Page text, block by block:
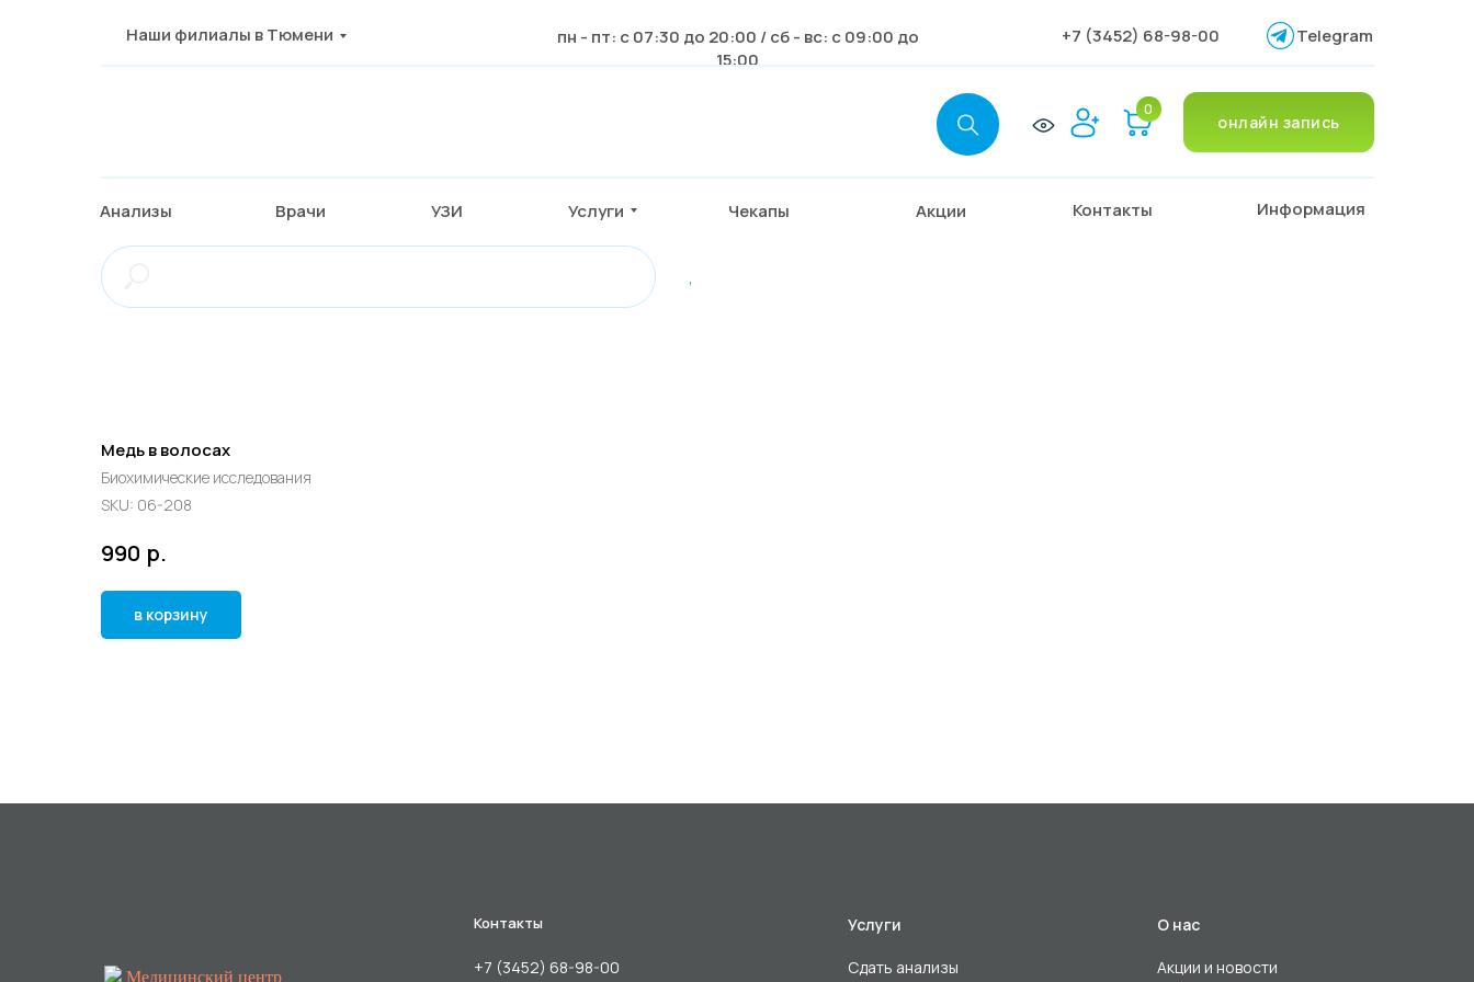
Наши филиалы в Тюмени
пн - пт: с 07:30 до 20:00 / сб - вс: с 09:00 до
15:00
Акции
+7 (3452) 68-98-00
онлайн запись
Анализы Врачи УЗИ Услуги Чекапы Контакты Информация
0
Telegram
,
Медь в волосах
Биохимические исследования
SKU: 06-208
990 р.
в корзину
Услуги
Сдать анализы
Контакты
+7 (3452) 68-98-00
О нас
Акции и новости
Медицинский центр